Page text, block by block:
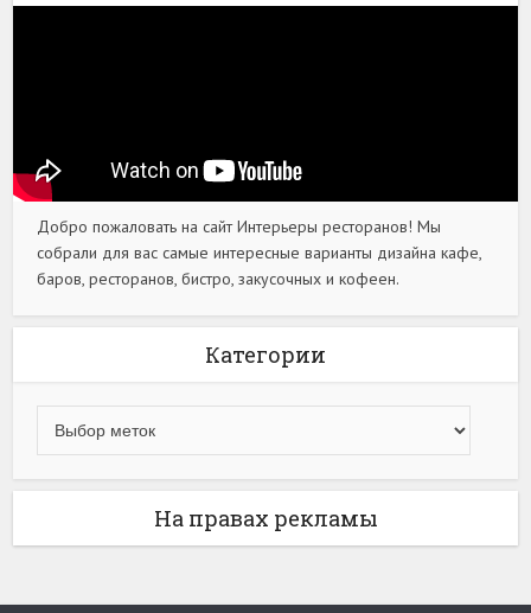
Добро пожаловать на сайт Интерьеры ресторанов! Мы
собрали для вас самые интересные варианты дизайна кафе,
баров, ресторанов, бистро, закусочных и кофеен.
Категории
На правах рекламы